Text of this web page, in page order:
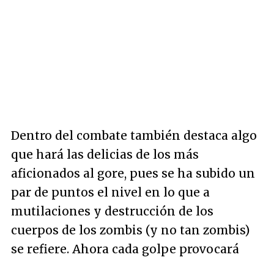
Dentro del combate también destaca algo
que hará las delicias de los más
aficionados al gore, pues se ha subido un
par de puntos el nivel en lo que a
mutilaciones y destrucción de los
cuerpos de los zombis (y no tan zombis)
se refiere. Ahora cada golpe provocará